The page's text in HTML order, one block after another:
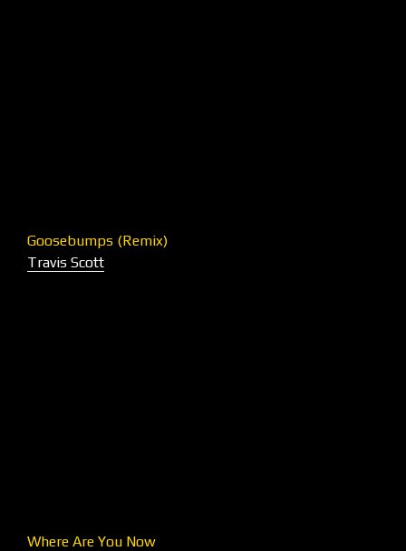
Goosebumps (Remix)
Travis Scott
Where Are You Now